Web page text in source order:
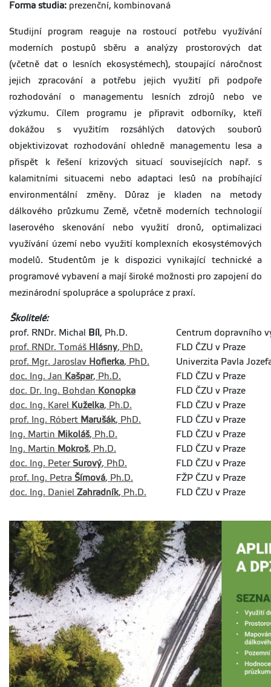
Forma studia: prezenční, kombinovaná
Studijní program reaguje na rostoucí potřebu využívání
moderních postupů sběru a analýzy prostorových dat
(včetně dat o lesních ekosystémech), stoupající náročnost
jejich zpracování a potřebu jejich využití při podpoře
rozhodování o managementu lesních zdrojů nebo ve
výzkumu. Cílem programu je připravit odborníky, kteří
dokážou s využitím rozsáhlých datových souborů
objektivizovat rozhodování ohledně managementu lesa a
přispět k řešení krizových situací souvisejících např. s
kalamitními situacemi nebo adaptaci lesů na probíhající
environmentální změny. Důraz je kladen na metody
dálkového průzkumu Země, včetně moderních technologií
laserového skenování nebo využití dronů, optimalizaci
využívání území nebo využití komplexních ekosystémových
modelů. Studentům je k dispozici vynikající technické a
programové vybavení a mají široké možnosti pro zapojení do
mezinárodní spolupráce a spolupráce z praxí.
Školitelé:
prof. RNDr. Michal
Bíl, Ph.D.
Centrum dopravního
prof. RNDr. Tomáš Hlásny, PhD.
FLD ČZU v Praze
prof. Mgr. Jaroslav Hofierka, PhD.
Univerzita Pavla
doc. Ing. Jan Kašpar, Ph.D.
FLD ČZU v Praze
doc. Dr. Ing. Bohdan Konopka
FLD ČZU v Praze
doc. Ing. Karel
Kuželka, Ph.D.
FLD ČZU v Praze
prof. Ing. Róbert Marušák, PhD.
FLD ČZU v Praze
Ing. Martin Mikoláš, Ph.D.
FLD ČZU v Praze
Ing. Martin Mokroš, Ph.D.
FLD ČZU v Praze
doc. Ing. Peter Surový, PhD.
FLD ČZU v Praze
prof. Ing. Petra Šímová, Ph.D.
FŽP ČZU v Praze
doc. Ing. Daniel Zahradník, Ph.D. FLD ČZU v Praze